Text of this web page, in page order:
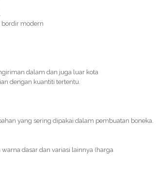
bordir modern
dalam dan juga luar kota
dengan kuantiti tertentu.
yang sering dipakai dalam pembuatan boneka.
dasar dan variasi lainnya (harga